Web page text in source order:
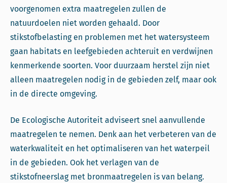
voorgenomen extra maatregelen zullen de
natuurdoelen niet worden gehaald. Door
stikstofbelasting en problemen met het watersysteem
gaan habitats en leefgebieden achteruit en verdwijnen
kenmerkende soorten. Voor duurzaam herstel zijn niet
alleen maatregelen nodig in de gebieden zelf, maar ook
in de directe omgeving.
De Ecologische Autoriteit adviseert snel aanvullende
maatregelen te nemen. Denk aan het verbeteren van de
waterkwaliteit en het optimaliseren van het waterpeil
in de gebieden. Ook het verlagen van de
stikstofneerslag met bronmaatregelen is van belang.